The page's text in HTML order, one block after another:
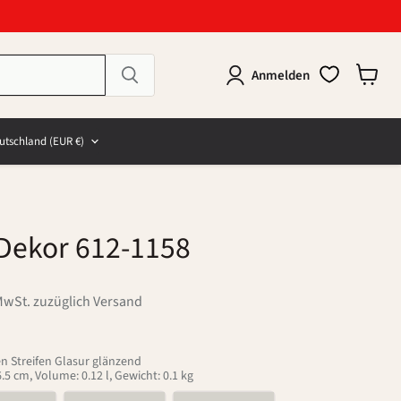
Anmelden
(EUR €)
612-1158
zuzüglich Versand
Streifen Glasur glänzend
cm, Volume: 0.12 l, Gewicht: 0.1 kg